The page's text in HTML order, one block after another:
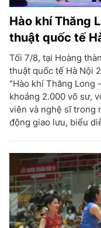
Hào khí Thăng
thuật quốc tế
Tối 7/8, tại Hoàng
thuật quốc tế Hà Nội
"Hào khí Thăng Long
khoảng 2.000 võ sư,
viên và nghệ sĩ trong
động giao lưu, biểu